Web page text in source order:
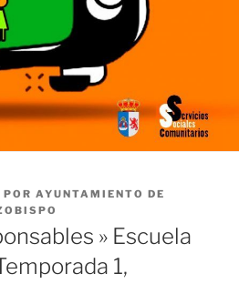
POR AYUNTAMIENTO DE
» Escuela
1,